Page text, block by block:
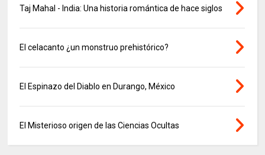
Taj Mahal - India: Una historia romántica de hace siglos
El celacanto ¿un monstruo prehistórico?
El Espinazo del Diablo en Durango, México
El Misterioso origen de las Ciencias Ocultas